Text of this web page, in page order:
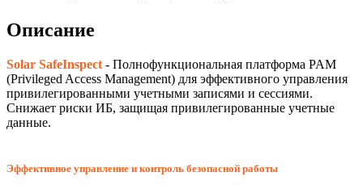
Описание
Solar SafeInspect - Полнофункциональная платформа PAM
(Privileged Access Management) для эффективного управления
привилегированными учетными записями и сессиями.
Снижает риски ИБ, защищая привилегированные учетные
данные.
Эффективное управление и контроль безопасной работы